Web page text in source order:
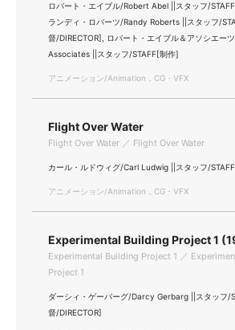
ロバート・エイブル/Robert Abel ||スタッフ/
ランディ・ロバーツ/Randy Roberts ||スタッフ/
督/DIRECTOR], ロバート・エイブル＆アソシエー
Associates ||スタッフ/STAFF[制作]
アニメーション/Animation，CG・VFX
Flight Over Water
Flight Over Water ／ Flight Over Water
カール・ルドウィグ/Carl Ludwig ||スタッフ/
アニメーション/Animation，CG・VFX
Experimental Building Project 1
Experimental Building Project 1 ／
Project 1
ダーシィ・ゲーバーグ/Darcy Gerbarg ||スタッフ/
督/DIRECTOR]